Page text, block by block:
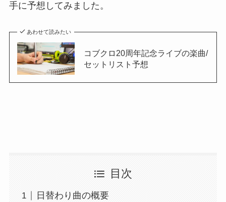
手に予想してみました。
あわせて読みたい
コブクロ20周年記念ライブの楽曲/
セットリスト予想
目次
日替わり曲の概要